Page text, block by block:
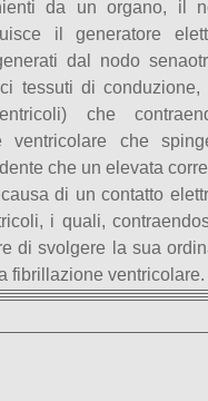
da un organo, il
il generatore
dal nodo
tessuti di conduzione,
che
ventricolare che
che un elevata
di un contatto
i quali,
di svolgere la sua
fibrillazione ventricolare.